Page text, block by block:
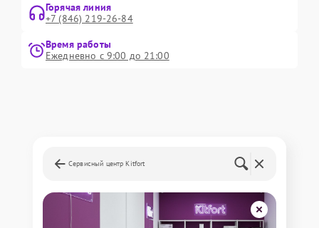
Горячая линия
+7 (846) 219-26-84
Время работы
Ежедневно с 9:00 до 21:00
Сервисный центр Kitfort